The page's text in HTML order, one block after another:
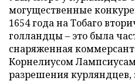
могущественные
1654 года на Тобаго
голландцы – это была
снаряженная
Корнелиусом
разрешения курляндцев,